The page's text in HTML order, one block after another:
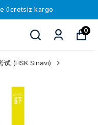
ücretsiz kargo
0
试 (HSK Sınavı)